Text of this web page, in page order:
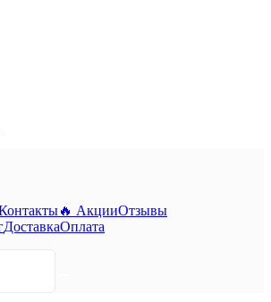
🔥 АкцииОтзывы
ДоставкаОплата